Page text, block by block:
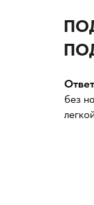
без